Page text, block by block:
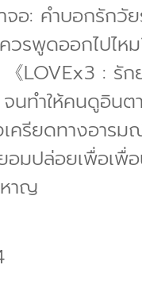
าจอ: คำบอกรัก
วรพูดออกไปไห
LOVEx3 : รั
นทำให้คนดูอิน
เครียดทางอา
มปล่อยเพื่อเพื่อ
าญ